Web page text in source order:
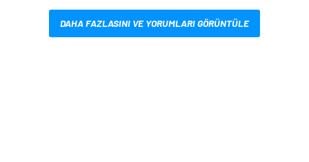
DAHA FAZLASINI VE YORUMLARI GÖRÜNTÜLE